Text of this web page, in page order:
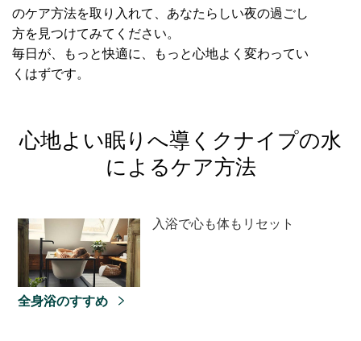
のケア方法を取り入れて、あなたらしい夜の過ごし
方を見つけてみてください。
毎日が、もっと快適に、もっと心地よく変わってい
くはずです。
心地よい眠りへ導くクナイプの水
によるケア方法
入浴で心も体もリセット
全身浴のすすめ